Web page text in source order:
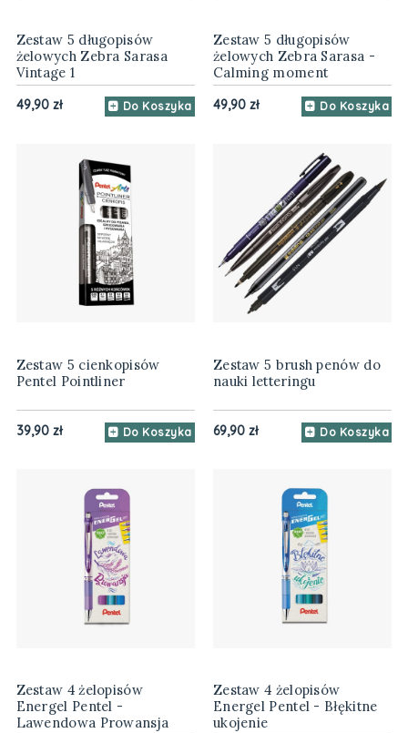
Zestaw 5 długopisów
żelowych Zebra Sarasa
Vintage 1
49,90 zł Do Koszyka
Zestaw 5 długopisów
żelowych Zebra Sarasa -
Calming moment
49,90 zł Do Koszyka
Zestaw 5 cienkopisów
Pentel Pointliner
39,90 zł Do Koszyka
Zestaw 5 brush penów do
nauki letteringu
69,90 zł Do Koszyka
Zestaw 4 żelopisów
Energel Pentel -
Lawendowa Prowansja
Zestaw 4 żelopisów
Energel Pentel - Błękitne
ukojenie